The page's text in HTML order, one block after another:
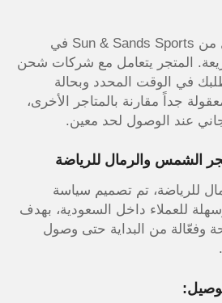
خدمة الشحن والتوصيل من Sun & Sands Sports في
المتجر يتعامل مع شركات شحن
في الوقت المحدد وبحالة
جداً مقارنة بالمتاجر الأخرى،
عند الوصول لحد معين.
الشمس والرمال للرياضة
للرياضة، تم تصميم سياسة
للعملاء داخل السعودية، بهدف
وفعّالة من البداية حتى وصول